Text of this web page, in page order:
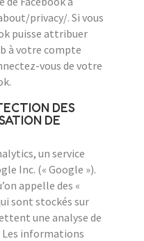
privacy/. Si vous
puisse attribuer
à votre compte
vous de votre
DES
DE
un service
Inc. (« Google »).
appelle des «
sont stockés sur
une analyse de
informations